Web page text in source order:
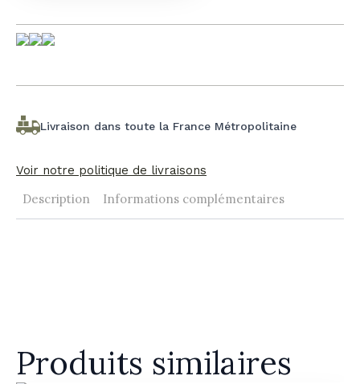
Livraison dans toute la France Métropolitaine
Voir notre politique de livraisons
Description Informations complémentaires
Produits similaires